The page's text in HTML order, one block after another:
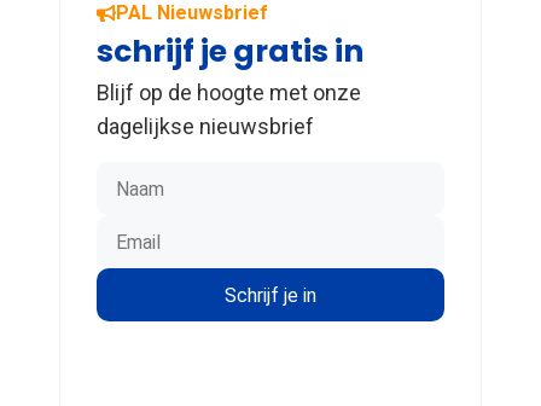
PAL Nieuwsbrief
schrijf je gratis in
Blijf op de hoogte met onze
dagelijkse nieuwsbrief